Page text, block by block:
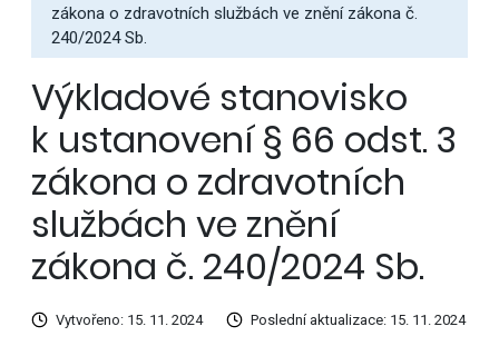
zákona o zdravotních službách ve znění zákona č.
240/2024 Sb.
Výkladové stanovisko
k ustanovení § 66 odst. 3
zákona o zdravotních
službách ve znění
zákona č. 240/2024 Sb.
Vytvořeno: 15. 11. 2024 Poslední aktualizace: 15. 11. 2024